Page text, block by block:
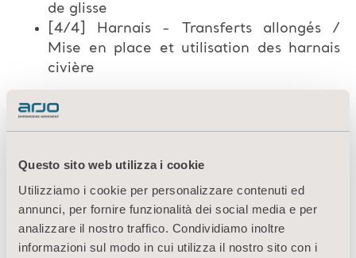
Questo sito web utilizza i cookie
Utilizziamo i cookie per personalizzare contenuti ed
annunci, per fornire funzionalità dei social media e per
analizzare il nostro traffico. Condividiamo inoltre
informazioni sul modo in cui utilizza il nostro sito con i
de glisse
[4/4] Harnais - Transferts allongés /
Mise en place et utilisation des harnais
civière
Durant ce webinaire, un sondage sera réalisé
afin de connaître vos souhaits concernant les
pourrons prévoir pour l'année 2026.